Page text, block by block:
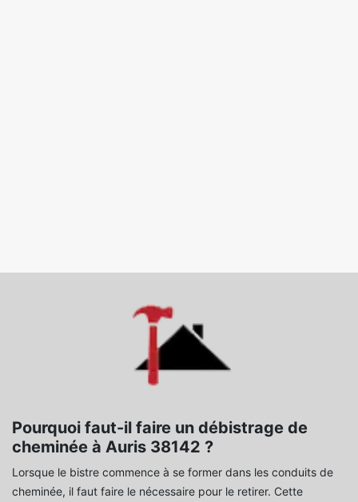
Pourquoi faut-il faire un débistrage de
cheminée à Auris 38142 ?
Lorsque le bistre commence à se former dans les conduits de
cheminée, il faut faire le nécessaire pour le retirer. Cette